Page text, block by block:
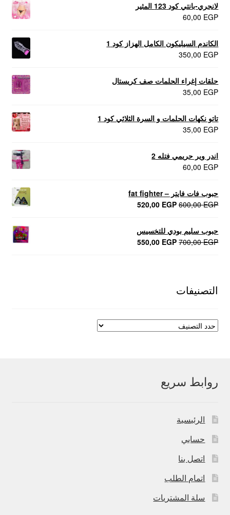
لانجري-بانتي كود 123 المثير
60,00 EGP
الكاندم السيليكون الكامل الهزاز كود 1
350,00 EGP
حلقات إغراء الحلمات صف كريستال
35,00 EGP
تاتو نكهات الحلمات و السرة الثلاثي كود 1
35,00 EGP
اندر وير حريمي فتله 2
60,00 EGP
حبوب فات فايتر – fat fighter
600,00EGP
السعر
600,00 EGP.
520,00 EGP
السعر
520,00 EGP.
حبوب سليم بودي للتخسيس
700,00EGP
السعر550,00 EGP
السعر
التصنيفات
روابط سريع
الرئيسية
حسابي
اتصل بنا
اتمام الطلب
سلة المشتريات